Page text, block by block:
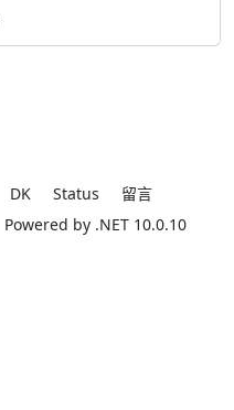
DK Status
留言
Powered by .NET 10.0.10